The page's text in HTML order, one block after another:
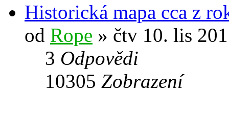
Historická mapa cca z
od Rope » čtv 10. lis
3 Odpovědi
10305 Zobrazení